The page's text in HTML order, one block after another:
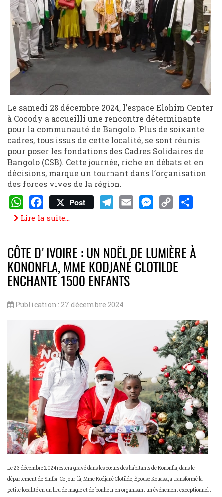
Le samedi 28 décembre 2024, l’espace Elohim Center
à Cocody a accueilli une rencontre déterminante
pour la communauté de Bangolo. Plus de soixante
cadres, tous issus de cette localité, se sont réunis
pour poser les fondations des Cadres Solidaires de
Bangolo (CSB). Cette journée, riche en débats et en
décisions, marque un tournant dans l’organisation
des forces vives de la région.
WhatsApp
Facebook
Post
Lire la suite...
CÔTE D'IVOIRE : UN NOËL DE LUMIÈRE À
KONONFLA, MME KODJANÉ CLOTILDE
ENCHANTE 1500 ENFANTS
Publication : 27 décembre 2024
Le 23 décembre 2024 restera gravé dans les cœurs des habitants de Kononfla, dans le
département de Sinfra. Ce jour-là, Mme Kodjané Clotilde, Épouse Kouassi, a transformé la
petite localité en un lieu de magie et de bonheur en organisant un événement exceptionnel :